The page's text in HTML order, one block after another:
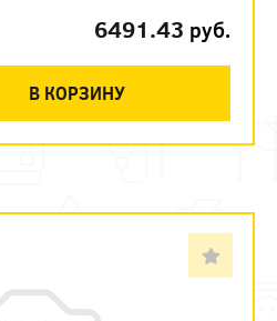
6491.43 руб.
В КОРЗИНУ